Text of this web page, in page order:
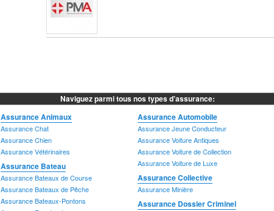
Assurance Églises Organismes
Chrétiens
Assurance Forestière
Assurance Entrepreneur Forestier
Naviguez parmi tous nos types d'assurance:
Assurance Animaux
Assurance Chat
Assurance Chien
Assurance Vétérinaires
Assurance Automobile
Assurance Jeune Conducteur
Assurance Voiture Antiques
Assurance Voiture de Collection
Assurance Voiture de Luxe
Assurance Bateau
Assurance Bateaux de Course
Assurance Bateaux de Pêche
Assurance Bateaux-Pontons
Assurance Collective
Assurance Minière
Assurance Dossier Criminel